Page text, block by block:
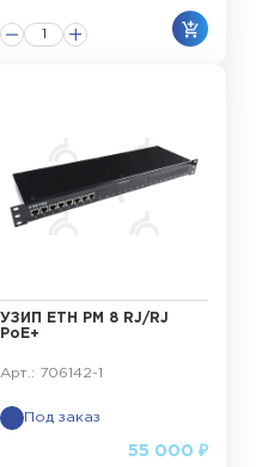
УЗИП ЕТН РМ 8 RJ/RJ
PoE+
Арт.: 706142-1
Под заказ
55 000 ₽